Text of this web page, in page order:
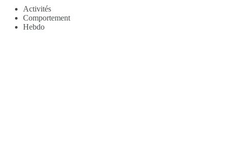
Activités
Comportement
Hebdo